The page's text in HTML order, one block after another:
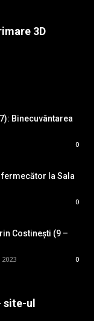
3D
Binecuvântarea
0
la Sala
0
Costinești (9 –
0
site-ul